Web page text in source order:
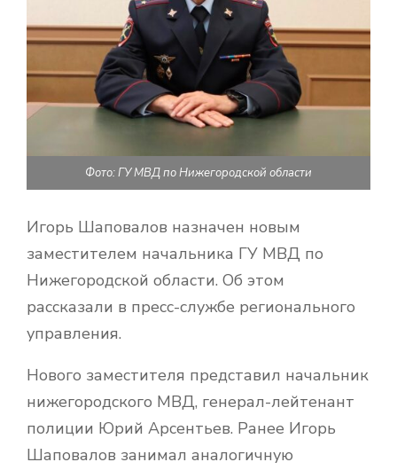
Н
Ю
Фото: ГУ МВД по Нижегородской области
Игорь Шаповалов назначен новым
заместителем начальника ГУ МВД по
Нижегородской области. Об этом
рассказали в пресс-службе регионального
управления.
Нового заместителя представил начальник
нижегородского МВД, генерал-лейтенант
полиции Юрий Арсентьев. Ранее Игорь
Шаповалов занимал аналогичную